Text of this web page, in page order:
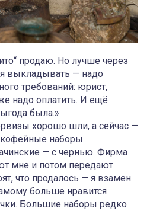
продаю. Но лучше через
выкладывать — надо
требований: юрист,
надо оплатить. И ещё
была.»
хорошо шли, а сейчас —
наборы
— с чернью. Фирма
мне и потом передают
что продалось — я взамен
больше нравится
Большие наборы редко